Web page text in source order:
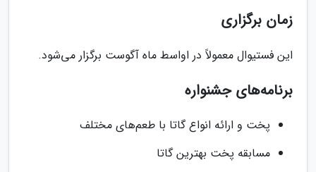
زمان برگزاری
این فستیوال معمولاً در اواسط ماه آگوست برگزار می‌شود.
برنامه‌های جشنواره
پخت و ارائه انواع گاتا با طعم‌های مختلف
مسابقه پخت بهترین گاتا